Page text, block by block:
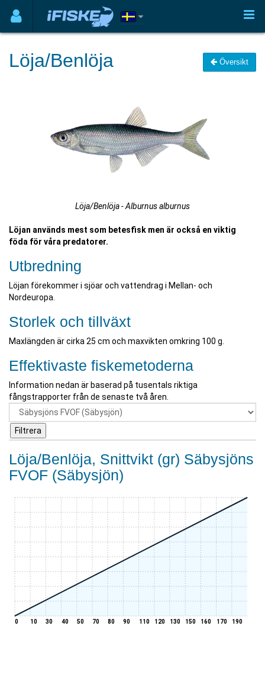
Löja/Benlöja Översikt
Löja/Benlöja - Alburnus alburnus
Löjan används mest som betesfisk men är också en viktig
föda för våra predatorer.
Utbredning
Löjan förekommer i sjöar och vattendrag i Mellan- och
Nordeuropa.
Storlek och tillväxt
Maxlängden är cirka 25 cm och maxvikten omkring 100 g.
Effektivaste fiskemetoderna
Information nedan är baserad på tusentals riktiga
fångstrapporter från de senaste två åren.
Löja/Benlöja, Snittvikt (gr) Säbysjöns
FVOF (Säbysjön)
0 10 30 40 50 70 80 90 110 120 130 150 160 170 190